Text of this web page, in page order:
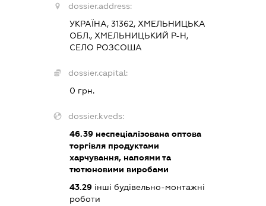
dossier.address:
УКРАЇНА, 31362, ХМЕЛЬНИЦЬКА
ОБЛ., ХМЕЛЬНИЦЬКИЙ Р-Н,
СЕЛО РОЗСОША
dossier.capital:
0 грн.
dossier.kveds:
46.39 неспеціалізована оптова
торгівля продуктами
харчування, напоями та
тютюновими виробами
43.29 інші будівельно-монтажні
роботи